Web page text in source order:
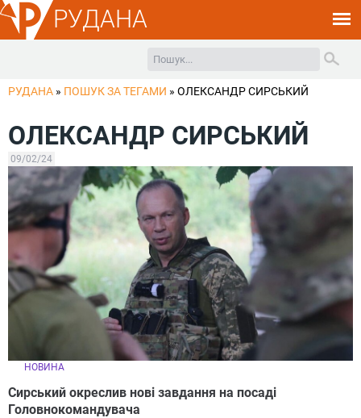
РУДАНА
РУДАНА » ПОШУК ЗА ТЕГАМИ » ОЛЕКСАНДР СИРСЬКИЙ
ОЛЕКСАНДР СИРСЬКИЙ
09/02/24
НОВИНА
Сирський окреслив нові завдання на посаді
Головнокомандувача